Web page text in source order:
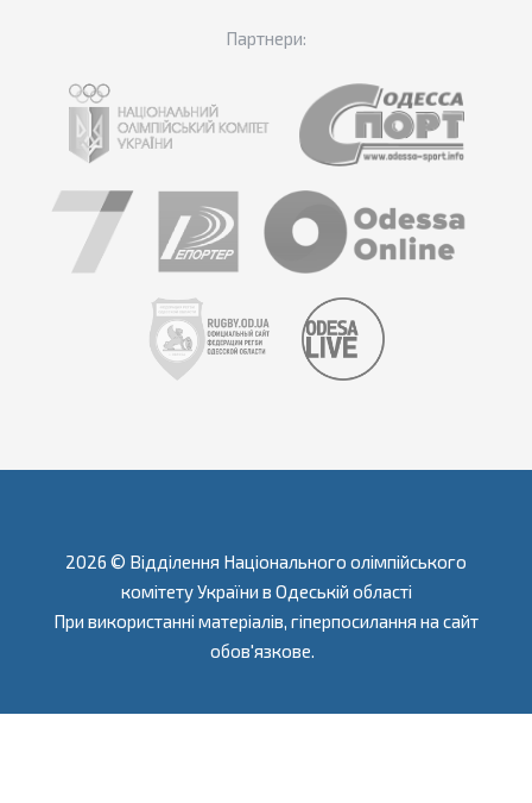
Партнери:
2026 © Відділення Національного олімпійського
комітету України в Одеській області
При використанні матеріалів, гіперпосилання на сайт
обов'язкове.